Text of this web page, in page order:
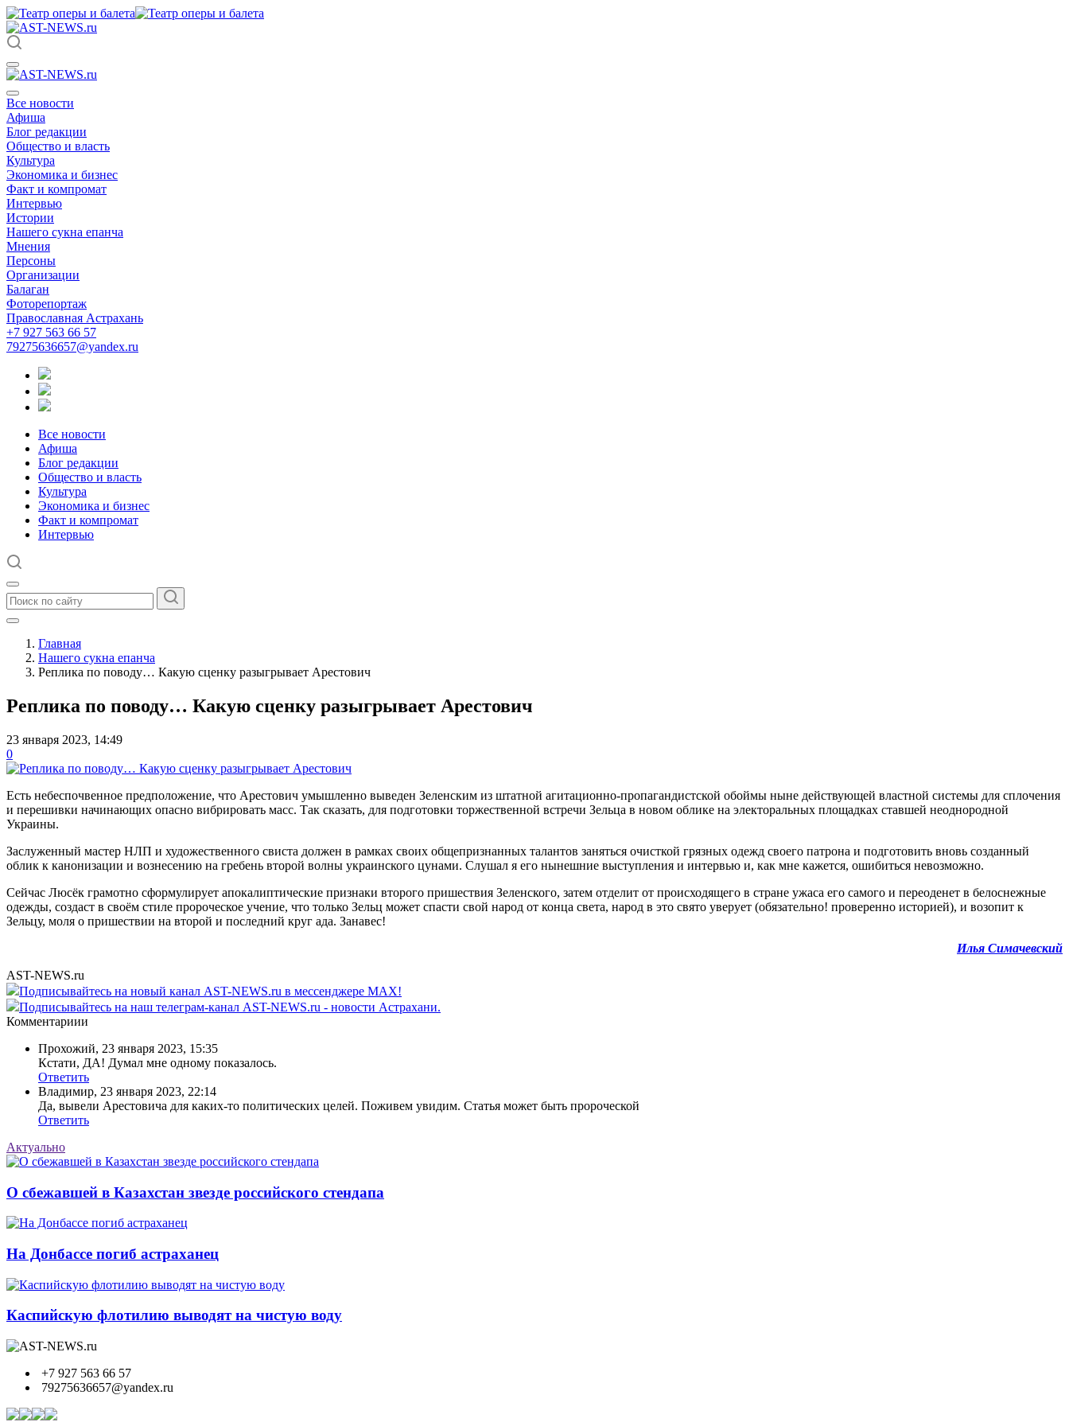
Все новости
Афиша
Блог редакции
Общество и власть
Культура
Экономика и бизнес
Факт и компромат
Интервью
Истории
Нашего сукна епанча
Мнения
Персоны
Организации
Балаган
Фоторепортаж
Православная Астрахань
+7 927 563 66 57
79275636657@yandex.ru
Все новости
Афиша
Блог редакции
Общество и власть
Культура
Экономика и бизнес
Факт и компромат
Интервью
Главная
Нашего сукна епанча
Реплика по поводу… Какую сценку разыгрывает Арестович
Реплика по поводу… Какую сценку разыгрывает Арестович
23 января 2023, 14:49
0
Есть небеспочвенное предположение, что Арестович умышленно выведен Зеленским из штатной агитационно-пропагандистской обоймы ныне действующей властной системы для сплочения
и перешивки начинающих опасно вибрировать масс. Так сказать, для подготовки торжественной встречи Зельца в новом облике на электоральных площадках ставшей неоднородной
Украины.
Заслуженный мастер НЛП и художественного свиста должен в рамках своих общепризнанных талантов заняться очисткой грязных одежд своего патрона и подготовить вновь созданный
облик к канонизации и вознесению на гребень второй волны украинского цунами. Слушал я его нынешние выступления и интервью и, как мне кажется, ошибиться невозможно.
Сейчас Люсёк грамотно сформулирует апокалиптические признаки второго пришествия Зеленского, затем отделит от происходящего в стране ужаса его самого и переоденет в белоснежные
одежды, создаст в своём стиле пророческое учение, что только Зельц может спасти свой народ от конца света, народ в это свято уверует (обязательно! проверенно историей), и возопит к
Зельцу, моля о пришествии на второй и последний круг ада. Занавес!
Илья Симачевский
AST-NEWS.ru
Подписывайтесь на новый канал AST-NEWS.ru в мессенджере MAX!
Подписывайтесь на наш телеграм-канал AST-NEWS.ru - новости Астрахани.
Комментариии
Прохожий, 23 января 2023, 15:35
Кстати, ДА! Думал мне одному показалось.
Ответить
Владимир, 23 января 2023, 22:14
Да, вывели Арестовича для каких-то политических целей. Поживем увидим. Статья может быть пророческой
Ответить
Актуально
О сбежавшей в Казахстан звезде российского стендапа
На Донбассе погиб астраханец
Каспийскую флотилию выводят на чистую воду
+7 927 563 66 57
79275636657@yandex.ru